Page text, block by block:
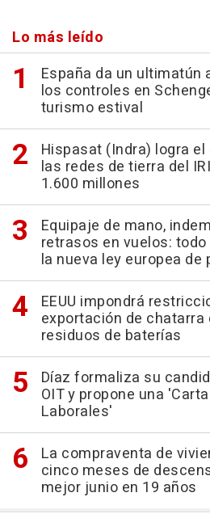
Lo más leído
España da un ultimatún
los controles en
turismo estival
Hispasat (Indra) logra
las redes de tierra del
1.600 millones
Equipaje de mano,
retrasos en vuelos:
la nueva ley europea
EEUU impondrá
exportación de
residuos de baterías
Díaz formaliza su
OIT y propone una
Laborales'
La compraventa de
cinco meses de
mejor junio en 19 años